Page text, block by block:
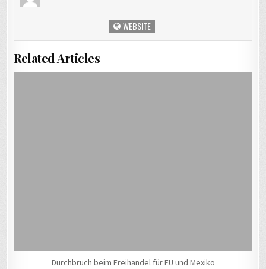
WEBSITE
Related Articles
Durchbruch beim Freihandel für EU und Mexiko